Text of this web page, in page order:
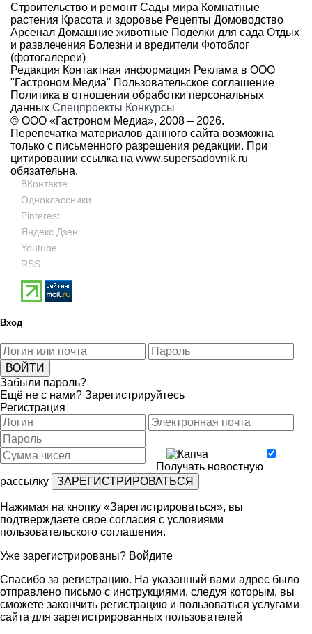
Строительство и ремонт Сады мира Комнатные
растения Красота и здоровье Рецепты Домоводство
Арсенал Домашние животные Поделки для сада Отдых
и развлечения Болезни и вредители Фотоблог
(фотогалереи)
Редакция Контактная информация Реклама в ООО
"Гастроном Медиа" Пользовательское соглашение
Политика в отношении обработки персональных
данных Спецпроекты Конкурсы
© ООО «Гастроном Медиа», 2008 – 2026.
Перепечатка материалов данного сайта возможна
только с письменного разрешения редакции. При
цитировании ссылка на www.supersadovnik.ru
обязательна.
ВКонтакте
Одноклассники
Pinterest
Яндекс Дзен
Youtube
RSS
Вход
Забыли пароль?
Ещё не с нами? Зарегистрируйтесь
Регистрация
Получать новостную
рассылку
Нажимая на кнопку «Зарегистрироваться», вы
подтверждаете свое согласия с условиями
пользовательского соглашения.
Уже зарегистрированы? Войдите
Спасибо за регистрацию. На указанный вами адрес было
отправлено письмо с инструкциями, следуя которым, вы
сможете закончить регистрацию и пользоваться услугами
сайта для зарегистрированных пользователей